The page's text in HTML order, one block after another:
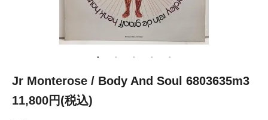
Jr Monterose / Body And Soul 6803635m3
11,800円(税込)